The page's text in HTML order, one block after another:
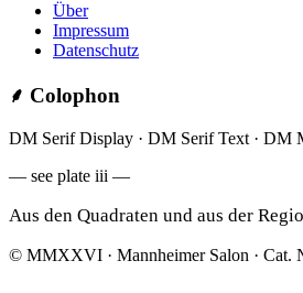
Über
Impressum
Datenschutz
⸙ Colophon
DM Serif Display · DM Serif Text · DM
— see plate iii —
Aus den Quadraten und aus der
© MMXXVI · Mannheimer Salon ·